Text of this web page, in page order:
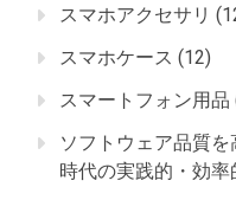
スマホアクセサリ
スマホケース (12)
スマートフォン用品
ソフトウェア品質
時代の実践的・効